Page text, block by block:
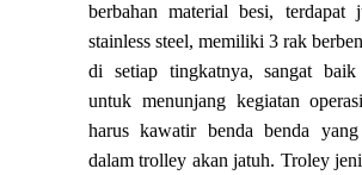
berbahan material besi, terdapat
stainless steel, memiliki 3 rak
di setiap tingkatnya, sangat baik
untuk menunjang kegiatan
harus kawatir benda benda
dalam trolley akan jatuh. Troley